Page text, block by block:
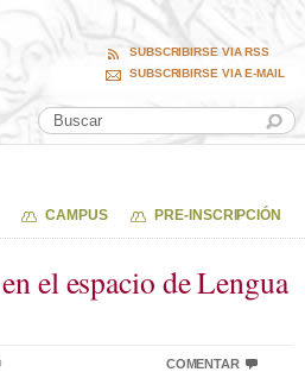
SUBSCRIBIRSE VIA RSS
SUBSCRIBIRSE VIA E-MAIL
CAMPUS PRE-INSCRIPCIÓN
el espacio de Lengua
COMENTAR